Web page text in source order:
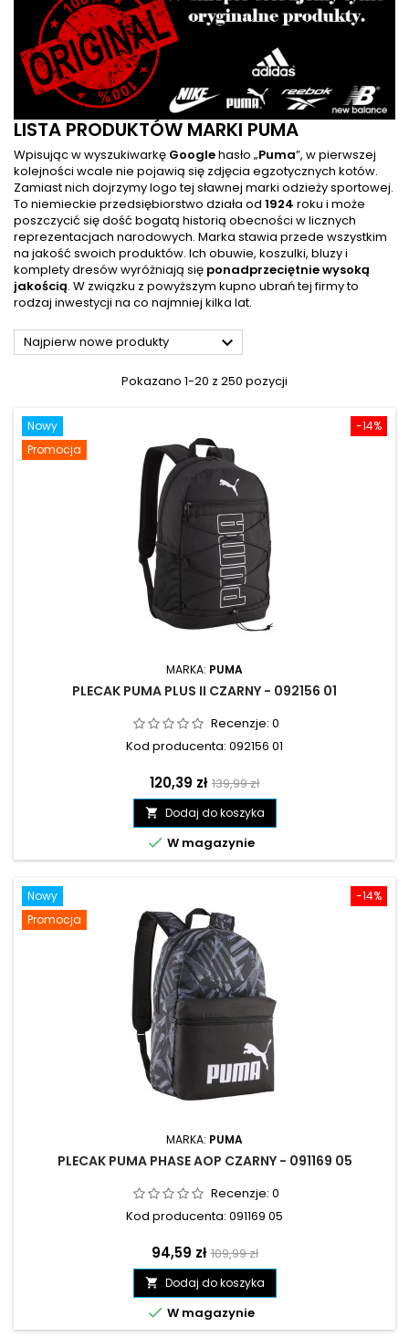
LISTA PRODUKTÓW MARKI PUMA
Wpisując w wyszukiwarkę Googlehasło „Puma”, w pierwszej
kolejności wcale nie pojawią się zdjęcia egzotycznych kotów.
Zamiast nich dojrzymy logo tej sławnej marki odzieży sportowej.
To niemieckie przedsiębiorstwo działa od 1924 roku i może
poszczycić się dość bogatą historią obecności w licznych
reprezentacjach narodowych. Marka stawia przede wszystkim
na jakość swoich produktów. Ich obuwie, koszulki, bluzy i
komplety dresów wyróżniają się ponadprzeciętnie wysoką
jakością. W związku z powyższym kupno ubrań tej firmy to
rodzaj inwestycji na co najmniej kilka lat.
Najpierw nowe produkty 
Pokazano 1-20 z 250 pozycji
-14%
Nowy
Promocja
MARKA: PUMA
PLECAK PUMA PLUS II CZARNY - 092156 01
Recenzje: 0
Kod producenta: 092156 01
Cena
120,39 zł Cena
podstawowa
139,99 zł
 Dodaj do koszyka
 W magazynie
-14%
Nowy
Promocja
MARKA: PUMA
PLECAK PUMA PHASE AOP CZARNY - 091169 05
Recenzje: 0
Kod producenta: 091169 05
Cena
94,59 zł Cena
podstawowa
109,99 zł
 Dodaj do koszyka
 W magazynie